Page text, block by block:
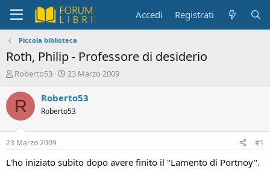
Accedi Registrati
Piccola biblioteca
Roth, Philip - Professore di desiderio
C
e
a
t
e
D
Roberto53
D
t
d
i
23 Marzo 2009
R Roberto53
Roberto53
23 Marzo 2009 #1
L'ho iniziato subito dopo avere finito il "Lamento di Portnoy".